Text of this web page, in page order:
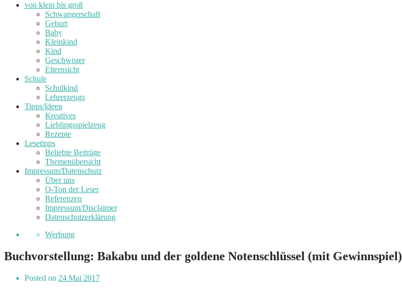
von klein bis groß
Schwangerschaft
Geburt
Baby
Kleinkind
Kind
Geschwister
Elternsicht
Schule
Schulkind
Lehrerzeugs
Tipps/Ideen
Kreatives
Lieblingsspielzeug
Rezepte
Lesetipps
Beliebte Beiträge
Themenübersicht
Impressum/Datenschutz
Über uns
O-Ton der Leser
Referenzen
Impressum/Disclaimer
Datenschutzerklärung
Werbung
Buchvorstellung: Bakabu und der goldene Notenschlüssel (mit Gewinnspiel)
Posted on 24 Mai 2017